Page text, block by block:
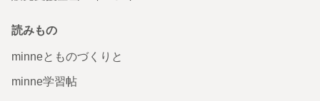
読みもの
minneとものづくりと
minne学習帖